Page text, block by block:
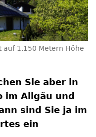
auf 1.150 Metern Höhe
Sie aber in
im Allgäu und
sind Sie ja im
ein